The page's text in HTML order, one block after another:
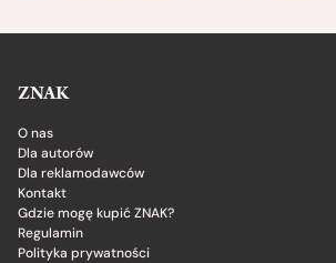
ZNAK
O nas
Dla autorów
Dla reklamodawców
Kontakt
Gdzie mogę kupić ZNAK?
Regulamin
Polityka prywatności